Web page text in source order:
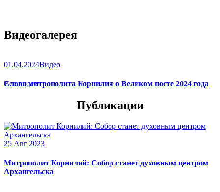
Видеогалерея
01.04.2024Видео
Слово митрополита Корнилия о Великом посте 2024 года
Все видео
Публикации
25 Авг 2023
Митрополит Корнилий: Собор станет духовным центром
Архангельска